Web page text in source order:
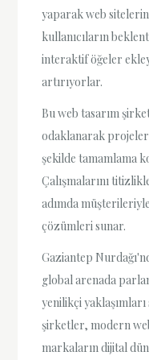
yaparak web
kullanıcıların
interaktif öğeler
artırıyorlar.
Bu web tasarım
odaklanarak
şekilde tamamlama
Çalışmalarını
adımda
çözümleri sunar.
Gaziantep
global arenada
yenilikçi
şirketler, modern
markaların dijital